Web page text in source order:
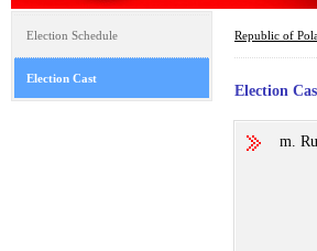
Election Schedule
Election Cast
Republic of
Election
m.